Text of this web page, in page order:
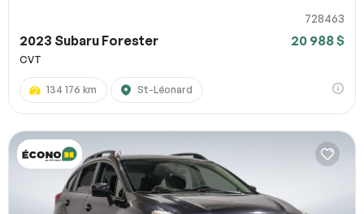
728463
2023 Subaru Forester 20 988 $
CVT
134 176 km St-Léonard